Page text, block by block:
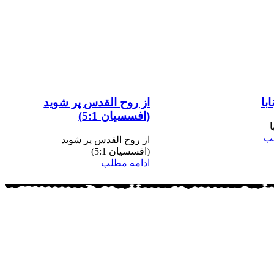
از روح القدس پر شوید
(افسسیان 5:1)
از روح القدس پر شوید
(افسسیان 5:1)
ادامه مطلب